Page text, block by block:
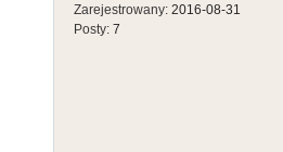
Zarejestrowany: 2016-08-31
Posty: 7